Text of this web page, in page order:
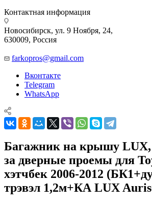
Контактная информация
Новосибирск, ул. 9 Ноября, 24,
630009, Россия
farkopros@gmail.com
Вконтакте
Telegram
WhatsApp
Багажник на крышу LUX,
за дверные проемы для
хэтчбек 2006-2012
трэвэл 1,2м+КА LUX